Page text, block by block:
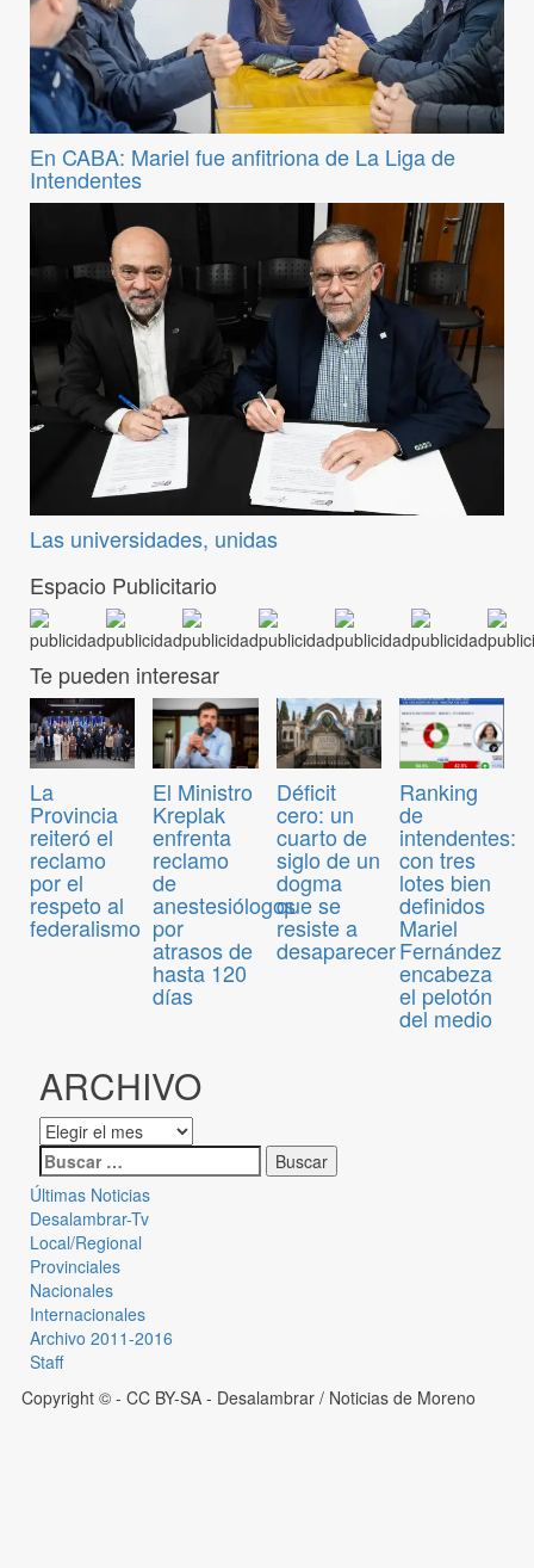
En CABA: Mariel fue anfitriona de La Liga de
Intendentes
Las universidades, unidas
Espacio Publicitario
Te pueden interesar
La
Provincia
reiteró el
reclamo
por el
respeto al
federalismo
El Ministro
Kreplak
enfrenta
reclamo
de
anestesiólogos
por
atrasos de
hasta 120
días
Déficit
cero: un
cuarto de
siglo de un
dogma
que se
resiste a
desaparecer
Ranking
de
intendentes:
con tres
lotes bien
definidos
Mariel
Fernández
encabeza
el pelotón
del medio
ARCHIVO
Últimas Noticias
Desalambrar-Tv
Local/Regional
Provinciales
Nacionales
Internacionales
Archivo 2011-2016
Staff
Copyright © - CC BY-SA - Desalambrar / Noticias de Moreno